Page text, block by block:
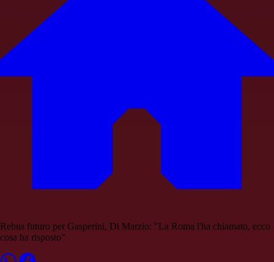
Rebus futuro per Gasperini, Di Marzio: "La Roma l'ha chiamato, ecco
cosa ha risposto"